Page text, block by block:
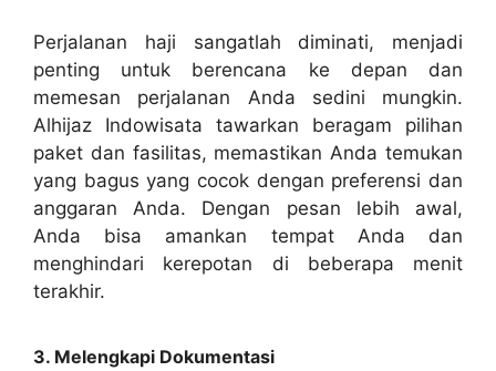
Perjalanan haji sangatlah diminati, menjadi
penting untuk berencana ke depan dan
memesan perjalanan Anda sedini mungkin.
Alhijaz Indowisata tawarkan beragam pilihan
paket dan fasilitas, memastikan Anda temukan
yang bagus yang cocok dengan preferensi dan
anggaran Anda. Dengan pesan lebih awal,
Anda bisa amankan tempat Anda dan
menghindari kerepotan di beberapa menit
terakhir.
3. Melengkapi Dokumentasi